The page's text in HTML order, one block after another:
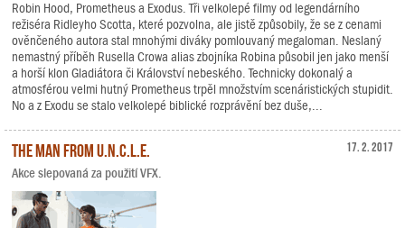
Robin Hood, Prometheus a Exodus. Tři velkolepé filmy od legendárního
režiséra Ridleyho Scotta, které pozvolna, ale jistě způsobily, že se z cenami
ověnčeného autora stal mnohými diváky pomlouvaný megaloman. Neslaný
nemastný příběh Rusella Crowa alias zbojníka Robina působil jen jako menší
a horší klon Gladiátora či Království nebeského. Technicky dokonalý a
atmosférou velmi hutný Prometheus trpěl množstvím scenáristických stupidit.
No a z Exodu se stalo velkolepé biblické rozprávění bez duše,...
17. 2. 2017
The Man from U.N.C.L.E.
Akce slepovaná za použití VFX.